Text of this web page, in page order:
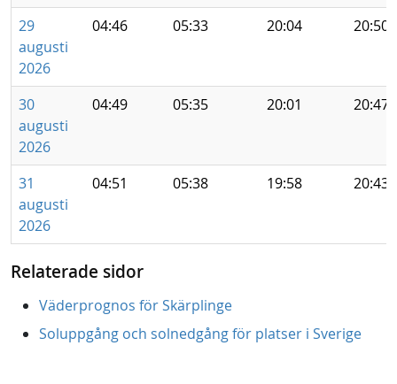
29
augusti
2026
04:46 05:33 20:04 20:50
30
augusti
2026
04:49 05:35 20:01 20:47
31
augusti
2026
04:51 05:38 19:58 20:43
Relaterade sidor
Väderprognos för Skärplinge
Soluppgång och solnedgång för platser i Sverige